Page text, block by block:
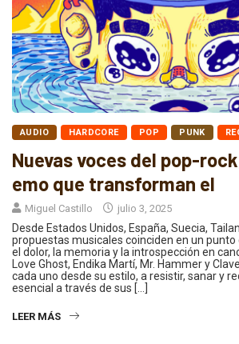
AUDIO HARDCORE POP PUNK
Nuevas voces del pop-
emo que transforman el
Miguel Castillo julio 3, 2025
Desde Estados Unidos, España, Suecia,
propuestas musicales coinciden en un
el dolor, la memoria y la introspección en
Love Ghost, Endika Martí, Mr. Hammer y
cada uno desde su estilo, a resistir, sanar y
esencial a través de sus […]
LEER MÁS